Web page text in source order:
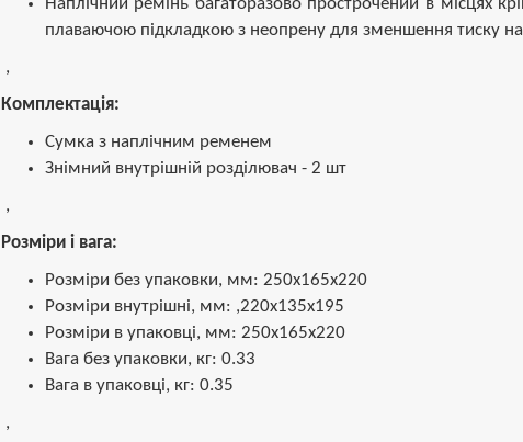
Наплічний ремінь багаторазово прострочений в місцях
плаваючою підкладкою з неопрену для зменшення тиску
,
Комплектація:
Сумка з наплічним ременем
Знімний внутрішній розділювач - 2 шт
,
Розміри і вага:
Розміри без упаковки, мм: 250х165х220
Розміри внутрішні, мм: ,220х135х195
Розміри в упаковці, мм: 250х165х220
Вага без упаковки, кг: 0.33
Вага в упаковці, кг: 0.35
,